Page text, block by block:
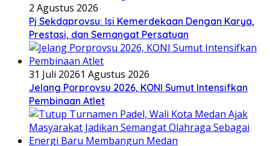
2 Agustus 2026
Pj Sekdaprovsu: Isi Kemerdekaan Dengan Karya,
Prestasi, dan Semangat Persatuan
31 Juli 20261 Agustus 2026
Jelang Porprovsu 2026, KONI Sumut Intensifkan
Pembinaan Atlet